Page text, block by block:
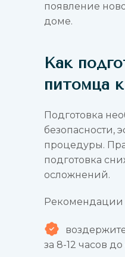
появление
доме.
Как
питомца
Подготовка
безопасности,
процедуры.
подготовка
осложнений.
Рекомендации
за 8-12 часов